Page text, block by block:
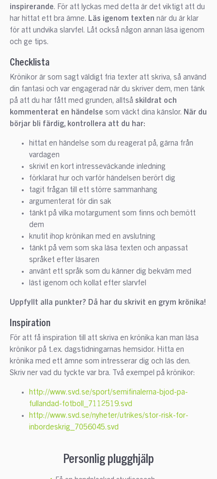
inspirerande. För att lyckas med detta är det viktigt att du
har hittat ett bra ämne. Läs igenom texten när du är klar
för att undvika slarvfel. Låt också någon annan läsa igenom
och ge tips.
Checklista
Krönikor är som sagt väldigt fria texter att skriva, så använd
din fantasi och var engagerad när du skriver dem, men tänk
på att du har fått med grunden, alltså skildrat och
kommenterat en händelse som väckt dina känslor. När du
börjar bli färdig, kontrollera att du har:
hittat en händelse som du reagerat på, gärna från
vardagen
skrivit en kort intresseväckande inledning
förklarat hur och varför händelsen berört dig
tagit frågan till ett större sammanhang
argumenterat för din sak
tänkt på vilka motargument som finns och bemött
dem
knutit ihop krönikan med en avslutning
tänkt på vem som ska läsa texten och anpassat
språket efter läsaren
använt ett språk som du känner dig bekväm med
läst igenom och kollat efter slarvfel
Uppfyllt alla punkter? Då har du skrivit en grym krönika!
Inspiration
För att få inspiration till att skriva en krönika kan man läsa
krönikor på t.ex. dagstidningarnas hemsidor. Hitta en
krönika med ett ämne som intresserar dig och läs den.
Skriv ner vad du tyckte var bra. Två exempel på krönikor:
http://www.svd.se/sport/semifinalerna-bjod-pa-
fullandad-fotboll_7112519.svd
http://www.svd.se/nyheter/utrikes/stor-risk-for-
inbordeskrig_7056045.svd
Personlig plugghjälp